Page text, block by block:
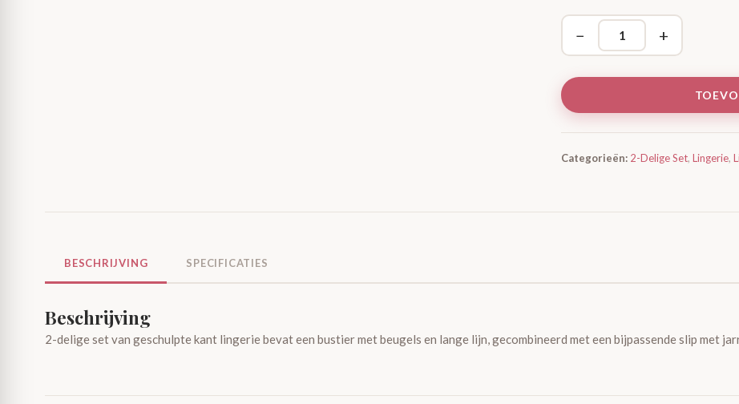
− +
Categorieën: 2-Delige Set, Lingerie,
BESCHRIJVING SPECIFICATIES
Beschrijving
2-delige set van geschulpte kant lingerie bevat een bustier met beugels en lange lijn, gecombineerd met een bijpassende slip met